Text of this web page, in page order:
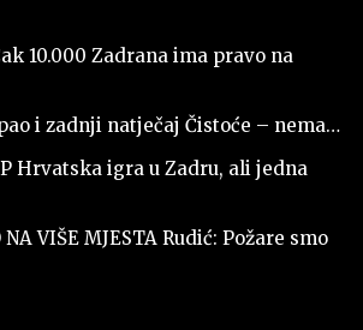
10.000 Zadrana ima pravo na
i zadnji natječaj Čistoće – nema…
Hrvatska igra u Zadru, ali jedna
NA VIŠE MJESTA Rudić: Požare smo